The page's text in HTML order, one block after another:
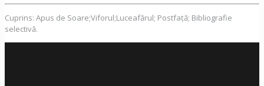
Cuprins: Apus de Soare;Viforul;Luceafărul; Postfață; Bibliografie
selectivă.